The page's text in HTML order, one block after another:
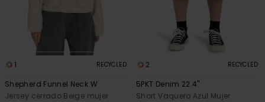
1 RECYCLED
Shepherd Funnel Neck W
Jersey cerrado Beige mujer
2 RECYCLED
5PKT Denim 22.4"
Short Vaquero Azul Mujer